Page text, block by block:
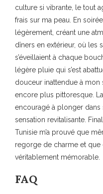
culture si vibrante, le tout
frais sur ma peau. En
légèrement, créant une
dîners en extérieur, où les
s’éveillaient à chaque
légère pluie qui s’est
douceur inattendue à mon
encore plus pittoresque.
encouragé à plonger dans
sensation revitalisante.
Tunisie m’a prouvé que
regorge de charme et que
véritablement mémorable.
FAQ